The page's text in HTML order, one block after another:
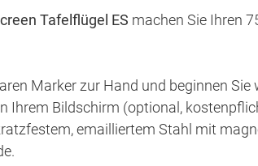
Tafelflügel ES machen Sie Ihren
Marker zur Hand und beginnen
Ihrem Bildschirm (optional,
emailliertem Stahl mit